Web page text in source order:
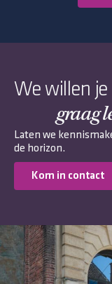
We willen je
graag
Laten we
de horizon.
Kom in contact